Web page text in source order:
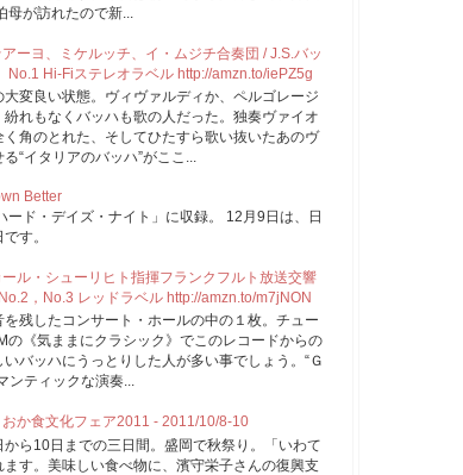
母が訪れたので新...
ーヨ、ミケルッチ、イ・ムジチ合奏団 / J.S.バッ
No.1 Hi-Fiステレオラベル http://amzn.to/iePZ5g
変良い状態。ヴィヴァルディか、ペルゴレージ
れもなくバッハも歌の人だった。独奏ヴァイオ
角のとれた、そしてひたすら歌い抜いたあのヴ
“イタリアのバッハ”がここ...
Better
ド・デイズ・ナイト」に収録。 12月9日は、日
す。
ル・シューリヒト指揮フランクフルト放送交響
，No.3 レッドラベル http://amzn.to/m7jNON
残したコンサート・ホールの中の１枚。チュー
の《気ままにクラシック》でこのレコードからの
バッハにうっとりした人が多い事でしょう。“Ｇ
ンティックな演奏...
か食文化フェア2011 - 2011/10/8-10
ら10日までの三日間。盛岡で秋祭り。「いわて
す。美味しい食べ物に、濱守栄子さんの復興支